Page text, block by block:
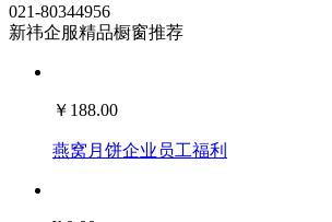
021-80344956
新祎企服精品橱窗推荐
￥ 188.00
燕窝月饼企业员工福利